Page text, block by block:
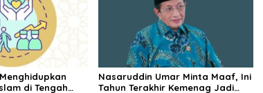
di Tengah
Nasaruddin Umar Minta Maaf, Ini
Tahun Terakhir Kemenag Jadi